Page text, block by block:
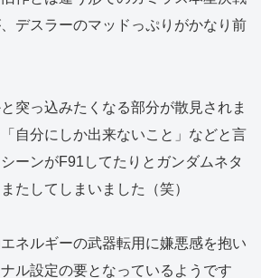
デスラーのマッドっぷりがかなり前
突っ込みたくなる部分が散見されま
自分にしか出来ないこと」などと言
ーンがF91してたりとガンダムネタ
たしてしまいました（笑）
ネルギーの武器転用に嫌悪感を抱い
ル設定の要となっているようです